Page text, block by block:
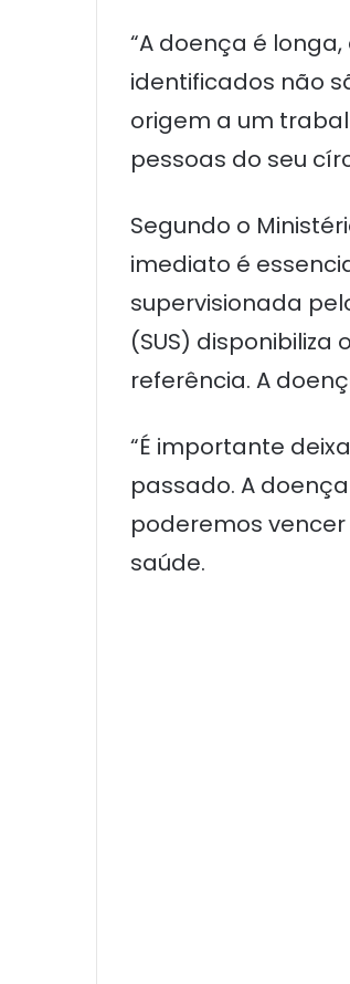
“A doença é
identificados não
origem a um
pessoas do seu
Segundo o
imediato é
supervisionada
(SUS)
referência. A
“É importante
passado. A
poderemos
saúde.